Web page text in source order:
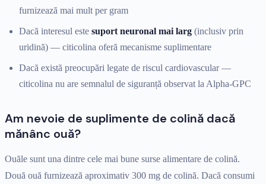
furnizează mai mult per gram
Dacă interesul este suport neuronal mai larg (inclusiv prin
uridină) — citicolina oferă mecanisme suplimentare
Dacă există preocupări legate de riscul cardiovascular —
citicolina nu are semnalul de siguranță observat la Alpha-GPC
Am nevoie de suplimente de colină dacă
mănânc ouă?
Ouăle sunt una dintre cele mai bune surse alimentare de colină.
Două ouă furnizează aproximativ 300 mg de colină. Dacă consumi